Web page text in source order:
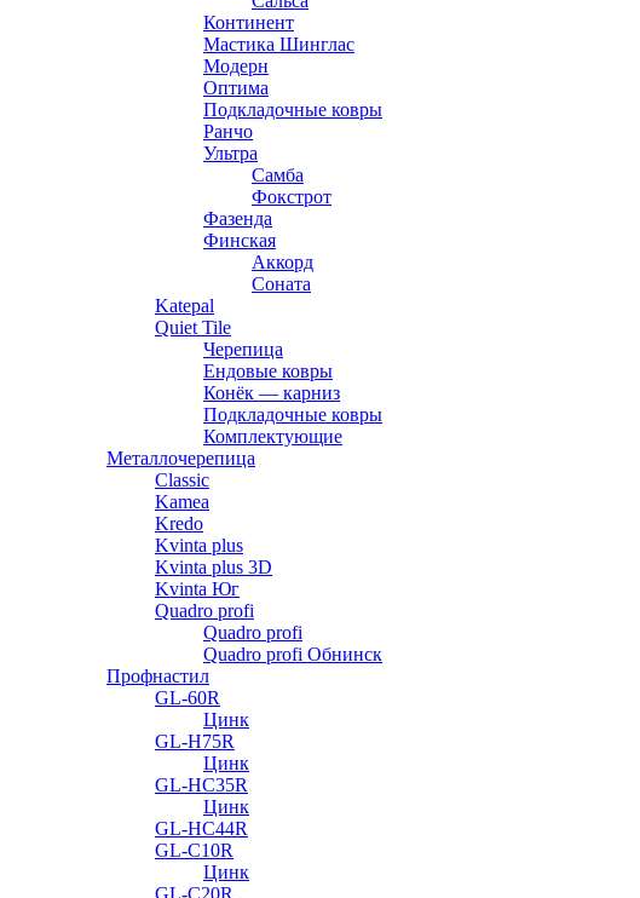
Континент
Мастика Шинглас
Модерн
Оптима
Подкладочные ковры
Ранчо
Ультра
Самба
Фокстрот
Фазенда
Финская
Аккорд
Соната
Katepal
Quiet Tile
Черепица
Ендовые ковры
Конёк — карниз
Подкладочные ковры
Комплектующие
Металлочерепица
Classic
Kamea
Kredo
Kvinta plus
Kvinta plus 3D
Kvinta Юг
Quadro profi
Quadro profi
Quadro profi Обнинск
Профнастил
GL-60R
Цинк
GL-H75R
Цинк
GL-HC35R
Цинк
GL-HC44R
GL-С10R
Цинк
GL-С20R